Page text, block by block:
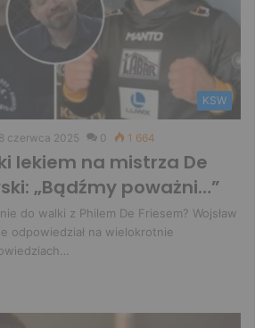
KSW
czerwca 2025 0 1 664
lekiem na mistrza De
„Bądźmy poważni…”
do walki z Philem De Friesem? Wojsław
odpowiedział na wielokrotnie